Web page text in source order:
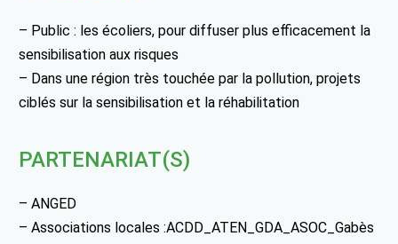
– Public : les écoliers, pour diffuser plus efficacement la
sensibilisation aux risques
– Dans une région très touchée par la pollution, projets
ciblés sur la sensibilisation et la réhabilitation
PARTENARIAT(S)
– ANGED
– Associations locales :ACDD_ATEN_GDA_ASOC_Gabès